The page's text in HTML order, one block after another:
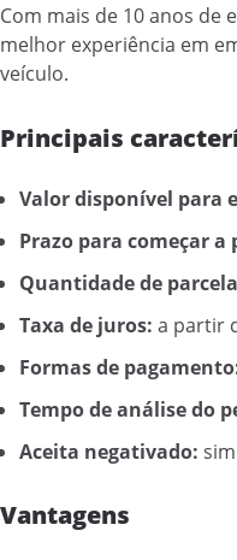
Com mais de 10 anos de
melhor experiência em
veículo.
Principais
Valor disponível para
Prazo para começar a
Quantidade de
Taxa de juros: a partir
Formas de
Tempo de análise do
Aceita negativado: sim
Vantagens